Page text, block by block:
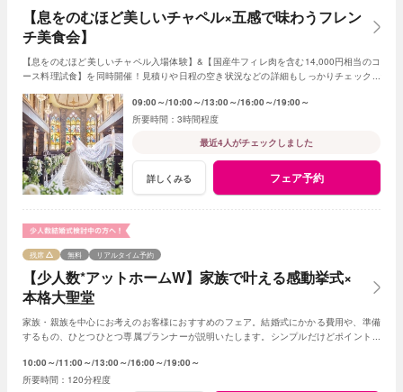
【息をのむほど美しいチャペル×五感で味わうフレン
チ美食会】
【息をのむほど美しいチャペル入場体験】&【国産牛フィレ肉を含む14,000円相当のコ
ース料理試食】を同時開催！見積りや日程の空き状況などの詳細もしっかりチェックで
09:00～ 10:00～ 13:00～ 16:00～ 19:00～
3時間程度
最近4人がチェックしました
詳しくみる フェア予約
【少人数*アットホームW】家族で叶える感動挙式×
本格大聖堂
残席 無料 リアルタイム予約
家族・親族を中心にお考えのお客様におすすめのフェア。結婚式にかかる費用や、準備
するもの、ひとつひとつ専属プランナーが説明いたします。シンプルだけどポイントを
10:00～ 11:00～ 13:00～ 16:00～ 19:00～
120分程度